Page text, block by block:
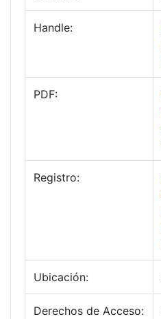
Handle:
PDF:
Registro:
Ubicación:
Derechos de Acceso: